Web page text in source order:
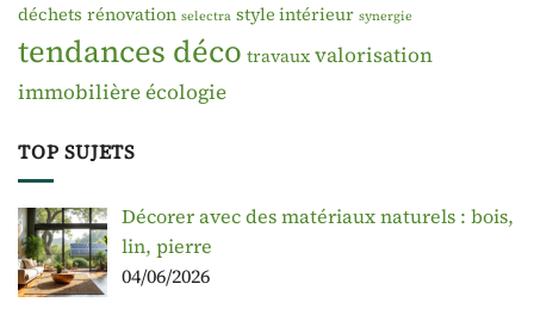
déchets rénovation selectra style intérieur synergie
tendances déco travaux valorisation
immobilièreécologie
TOP SUJETS
Décorer avec des matériaux naturels : bois,
lin, pierre
04/06/2026